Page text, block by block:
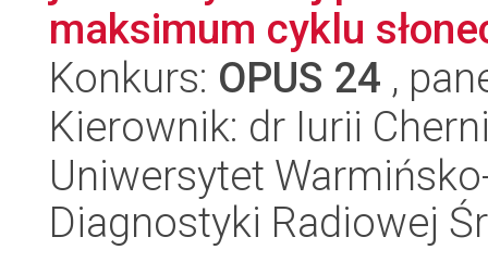
maksimum cyklu
Konkurs: OPUS 24 ,
Kierownik: dr Iurii
Uniwersytet
Diagnostyki Radiowej